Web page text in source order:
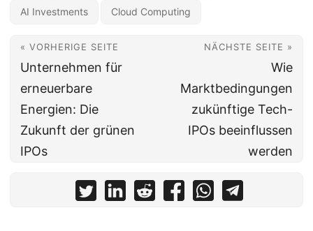
AI Investments Cloud Computing
« VORHERIGE SEITE
Unternehmen für
erneuerbare
Energien: Die
Zukunft der grünen
IPOs
NÄCHSTE SEITE »
Wie
Marktbedingungen
zukünftige Tech-
IPOs beeinflussen
werden